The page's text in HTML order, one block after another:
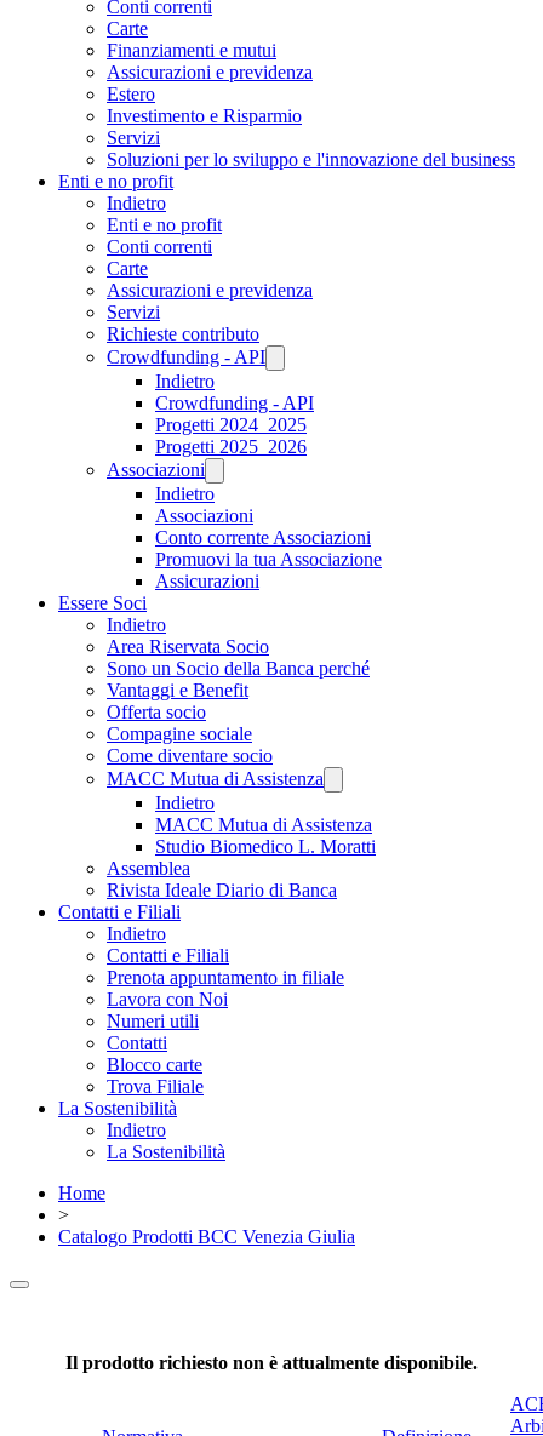
Conti correnti
Carte
Finanziamenti e mutui
Assicurazioni e previdenza
Estero
Investimento e Risparmio
Servizi
Soluzioni per lo sviluppo e l'innovazione del business
Enti e no profit
Indietro
Enti e no profit
Conti correnti
Carte
Assicurazioni e previdenza
Servizi
Richieste contributo
Crowdfunding - API
Indietro
Crowdfunding - API
Progetti 2024_2025
Progetti 2025_2026
Associazioni
Indietro
Associazioni
Conto corrente Associazioni
Promuovi la tua Associazione
Assicurazioni
Essere Soci
Indietro
Area Riservata Socio
Sono un Socio della Banca perché
Vantaggi e Benefit
Offerta socio
Compagine sociale
Come diventare socio
MACC Mutua di Assistenza
Indietro
MACC Mutua di Assistenza
Studio Biomedico L. Moratti
Assemblea
Rivista Ideale Diario di Banca
Contatti e Filiali
Indietro
Contatti e Filiali
Prenota appuntamento in filiale
Lavora con Noi
Numeri utili
Contatti
Blocco carte
Trova Filiale
La Sostenibilità
Indietro
La Sostenibilità
Home
>
Catalogo Prodotti BCC Venezia Giulia
Il prodotto richiesto non è attualmente disponibile.